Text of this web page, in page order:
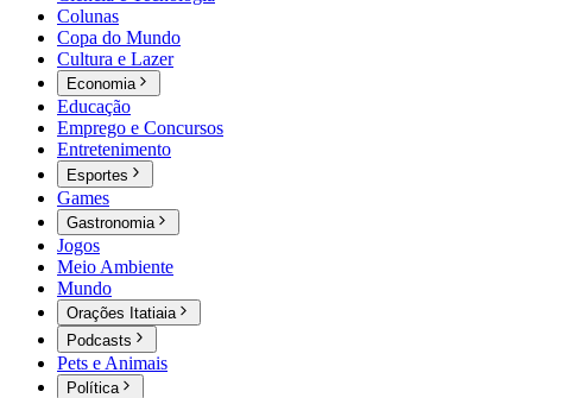
Colunas
Copa do Mundo
Cultura e Lazer
Economia
Educação
Emprego e Concursos
Entretenimento
Esportes
Games
Gastronomia
Jogos
Meio Ambiente
Mundo
Orações Itatiaia
Podcasts
Pets e Animais
Política